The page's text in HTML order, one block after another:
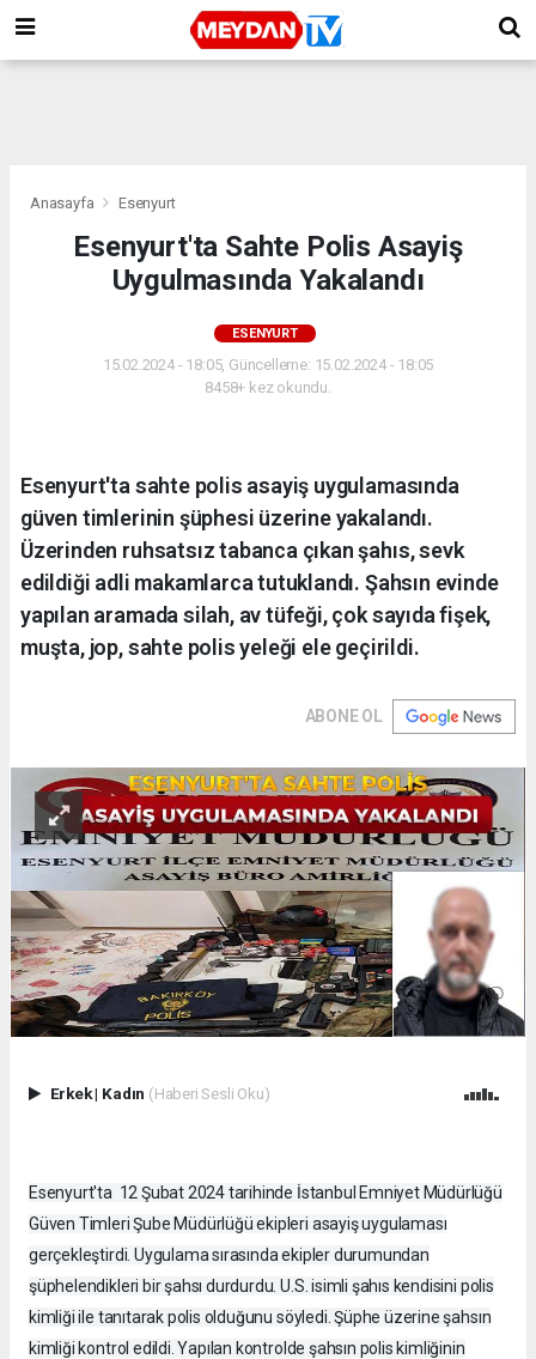
Anasayfa Esenyurt
Esenyurt'ta Sahte Polis Asayiş
Uygulmasında Yakalandı
ESENYURT
15.02.2024 - 18:05, Güncelleme: 15.02.2024 - 18:05
8458+ kez okundu.
Esenyurt'ta sahte polis asayiş uygulamasında
güven timlerinin şüphesi üzerine yakalandı.
Üzerinden ruhsatsız tabanca çıkan şahıs, sevk
edildiği adli makamlarca tutuklandı. Şahsın evinde
yapılan aramada silah, av tüfeği, çok sayıda fişek,
muşta, jop, sahte polis yeleği ele geçirildi.
ABONE OL
Erkek| Kadın (Haberi Sesli Oku)
Esenyurt'ta 12 Şubat 2024 tarihinde İstanbul Emniyet Müdürlüğü
Güven Timleri Şube Müdürlüğü ekipleri asayiş uygulaması
gerçekleştirdi. Uygulama sırasında ekipler durumundan
şüphelendikleri bir şahsı durdurdu. U.S. isimli şahıs kendisini polis
kimliği ile tanıtarak polis olduğunu söyledi. Şüphe üzerine şahsın
kimliği kontrol edildi. Yapılan kontrolde şahsın polis kimliğinin